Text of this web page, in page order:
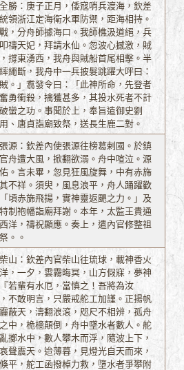
勝：庚子正月，倭寇哨兵渡海，欽差
領浙江定海衛水軍防禦，距海相持。
，分舟師據海口。我師樵汲道絕，兵
禱天妃，拜請水仙。忽波心撼激，賊
撐東湧西，我舟與賊船首尾相擊。半
繩斷，我舟中一兵披髮跳躍大呼曰：
賊。」翥發令曰：「此神所命，先登者
勇衝殺，擒獲甚多，其投水死者不計
蠻之功。事聞於上，奉旨遣御史劉
、唐貞詣廟致祭，送長生鹿二對。
源：欽差內使張源往榜葛剌國。於鎮
舟遭大風，掀翻欲溺。舟中喧泣。源
。言未畢，忽見狂風旋舞，中有赤旆
不祥。須臾，風息浪平，舟人踊躍歡
頃赤旆飛揚，實神靈返颶之力。」及
制袍幡詣廟拜謝。本年，太監王貴通
洋，禱祝顯應。奏上，遣內官修整祖
。。
山：欽差內官柴山往琉球，載神香火
，一夕，雲霧晦冥，山方假寐，夢神
若輩有水厄，當慎之！吾將為汝
不敢明言，只嚴戒舵工加謹。正揚帆
蔽天，濤翻浪滾，咫尺不相辨，孤舟
中，桅檣顛倒，舟中墜水者數人。舵
擲水中，數人攀木而浮，隨波上下，
聲震天。迨薄暮，見燈光自天而來，
平，舵工函撥棹力救，墮水者爭攀附